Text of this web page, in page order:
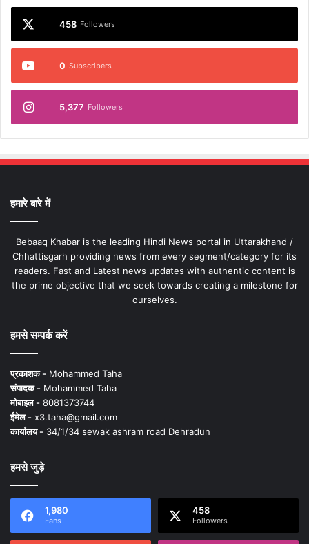
458 Followers
0 Subscribers
5,377 Followers
हमारे बारे में
Bebaaq Khabar is the leading Hindi News portal in Uttarakhand /
Chhattisgarh providing news from every segment/category for its
readers. Fast and Latest news updates with authentic content is
the prime objective that we seek towards creating a milestone for
ourselves.
हमसे सम्पर्क करें
प्रकाशक - Mohammed Taha
संपादक - Mohammed Taha
मोबाइल - 8081373744
ईमेल - x3.taha@gmail.com
कार्यालय - 34/1/34 sewak ashram road Dehradun
हमसे जुड़े
1,980
Fans
458
Followers